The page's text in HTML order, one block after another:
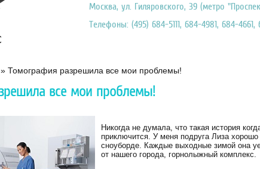
Москва, ул. Гиляровского, 39 (метро
Телефоны: (495) 684-5111, 684-4981, 684-4661,
» Томография разрешила все мои проблемы!
все мои проблемы!
Никогда не думала, что такая история
приключится. У меня подруга Лиза хорошо
сноуборде. Каждые выходные зимой она
от нашего города, горнолыжный комплекс.